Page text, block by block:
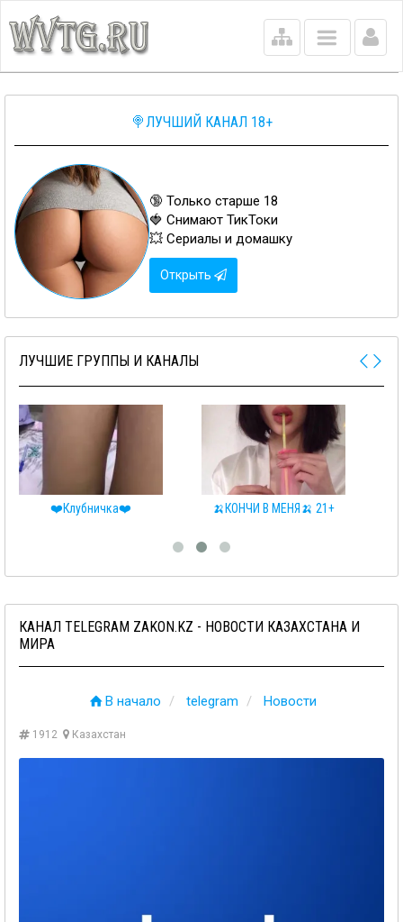
Main
menu
🍭ЛУЧШИЙ КАНАЛ 18+
🔞 Только старше 18
🍓 Снимают ТикТоки
💥 Сериалы и домашку
Открыть
ЛУЧШИЕ ГРУППЫ И КАНАЛЫ
🍌КОНЧИ В МЕНЯ🍌 21+ ♂️RELAX♀️
КАНАЛ TELEGRAM ZAKON.KZ - НОВОСТИ КАЗАХСТАНА И
МИРА
В начало telegram Новости
1912 Казахстан